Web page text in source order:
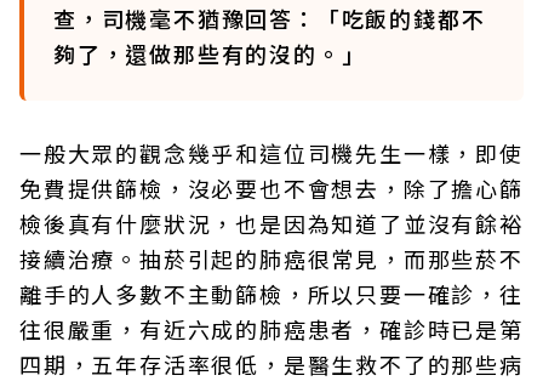
查，司機毫不猶豫回答：「吃飯的錢都不
夠了，還做那些有的沒的。」
一般大眾的觀念幾乎和這位司機先生一樣，即使
免費提供篩檢，沒必要也不會想去，除了擔心篩
檢後真有什麼狀況，也是因為知道了並沒有餘裕
接續治療。抽菸引起的肺癌很常見，而那些菸不
離手的人多數不主動篩檢，所以只要一確診，往
往很嚴重，有近六成的肺癌患者，確診時已是第
四期，五年存活率很低，是醫生救不了的那些病